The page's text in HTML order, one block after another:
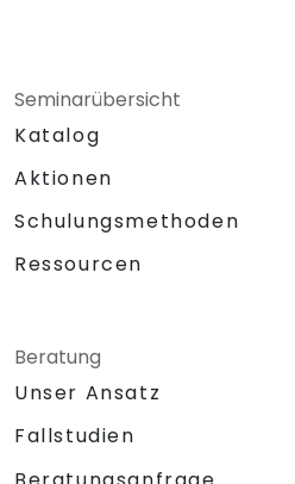
Seminarübersicht
Katalog
Aktionen
Schulungsmethoden
Ressourcen
Beratung
Unser Ansatz
Fallstudien